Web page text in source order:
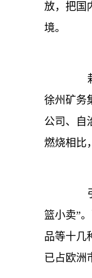
放，把国
境。
栽
徐州矿务
公司、自
燃烧相比
引
篮小卖”
品等十几
已占欧洲